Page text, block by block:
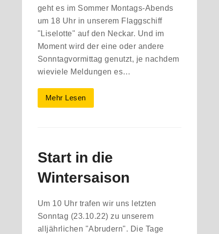
geht es im Sommer Montags-Abends
um 18 Uhr in unserem Flaggschiff
"Liselotte" auf den Neckar. Und im
Moment wird der eine oder andere
Sonntagvormittag genutzt, je nachdem
wieviele Meldungen es…
Mehr Lesen
Start in die
Wintersaison
Um 10 Uhr trafen wir uns letzten
Sonntag (23.10.22) zu unserem
alljährlichen "Abrudern". Die Tage